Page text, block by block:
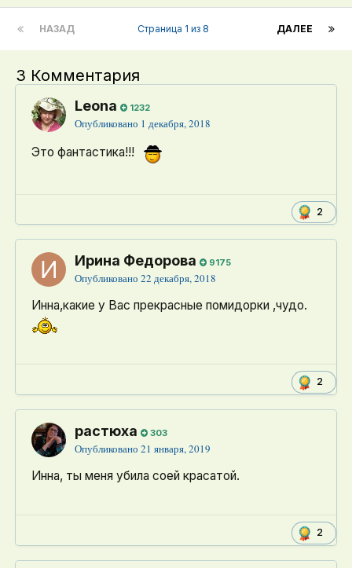
НАЗАД ДАЛЕЕ
Страница 1 из 8
3 Комментария
Leona 1232
Опубликовано 1 декабря, 2018
Это фантастика!!!
2
Ирина Федорова 9175
Опубликовано 22 декабря, 2018
Инна,какие у Вас прекрасные помидорки ,чудо.
2
растюха 303
Опубликовано 21 января, 2019
Инна, ты меня убила соей красатой.
2